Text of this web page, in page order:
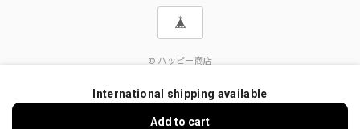
© ハッピー商店
International shipping available
Add to cart